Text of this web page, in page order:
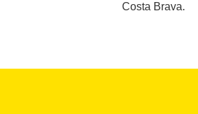
Costa Brava.